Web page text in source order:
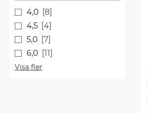
4,0
8
4,5
4
5,0
7
6,0
11
Visa fler